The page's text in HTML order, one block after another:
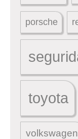
porsche
toyota
volkswagen